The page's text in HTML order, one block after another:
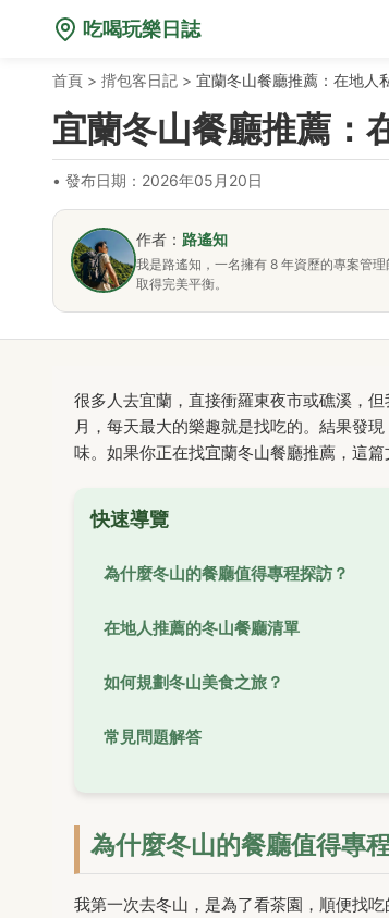
吃喝玩樂日誌
首頁 > 揹包客日記 > 宜蘭冬山餐廳推薦：在地人
宜蘭冬山餐廳推薦：
• 發布日期：2026年05月20日
作者： 路遙知
我是路遙知，一名擁有 8 年資歷的專案管
取得完美平衡。
很多人去宜蘭，直接衝羅東夜市或礁溪，
月，每天最大的樂趣就是找吃的。結果發
味。如果你正在找宜蘭冬山餐廳推薦，這
快速導覽
為什麼冬山的餐廳值得專程探訪？
在地人推薦的冬山餐廳清單
如何規劃冬山美食之旅？
常見問題解答
為什麼冬山的餐廳值得專
我第一次去冬山，是為了看茶園，順便找